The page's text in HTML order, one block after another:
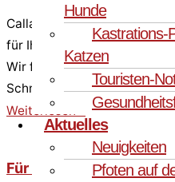
Hunde
Kastrations-
Katzen
Touristen-
Aktuelles
Neuigkeiten
Pfoten auf
Calla hat ihre Zahn-OP gut
für Ihre Spenden!
Wir freuen uns, dass die
Schmerzen mehr hat.
Weiterlesen »
Für Love – ein Leben